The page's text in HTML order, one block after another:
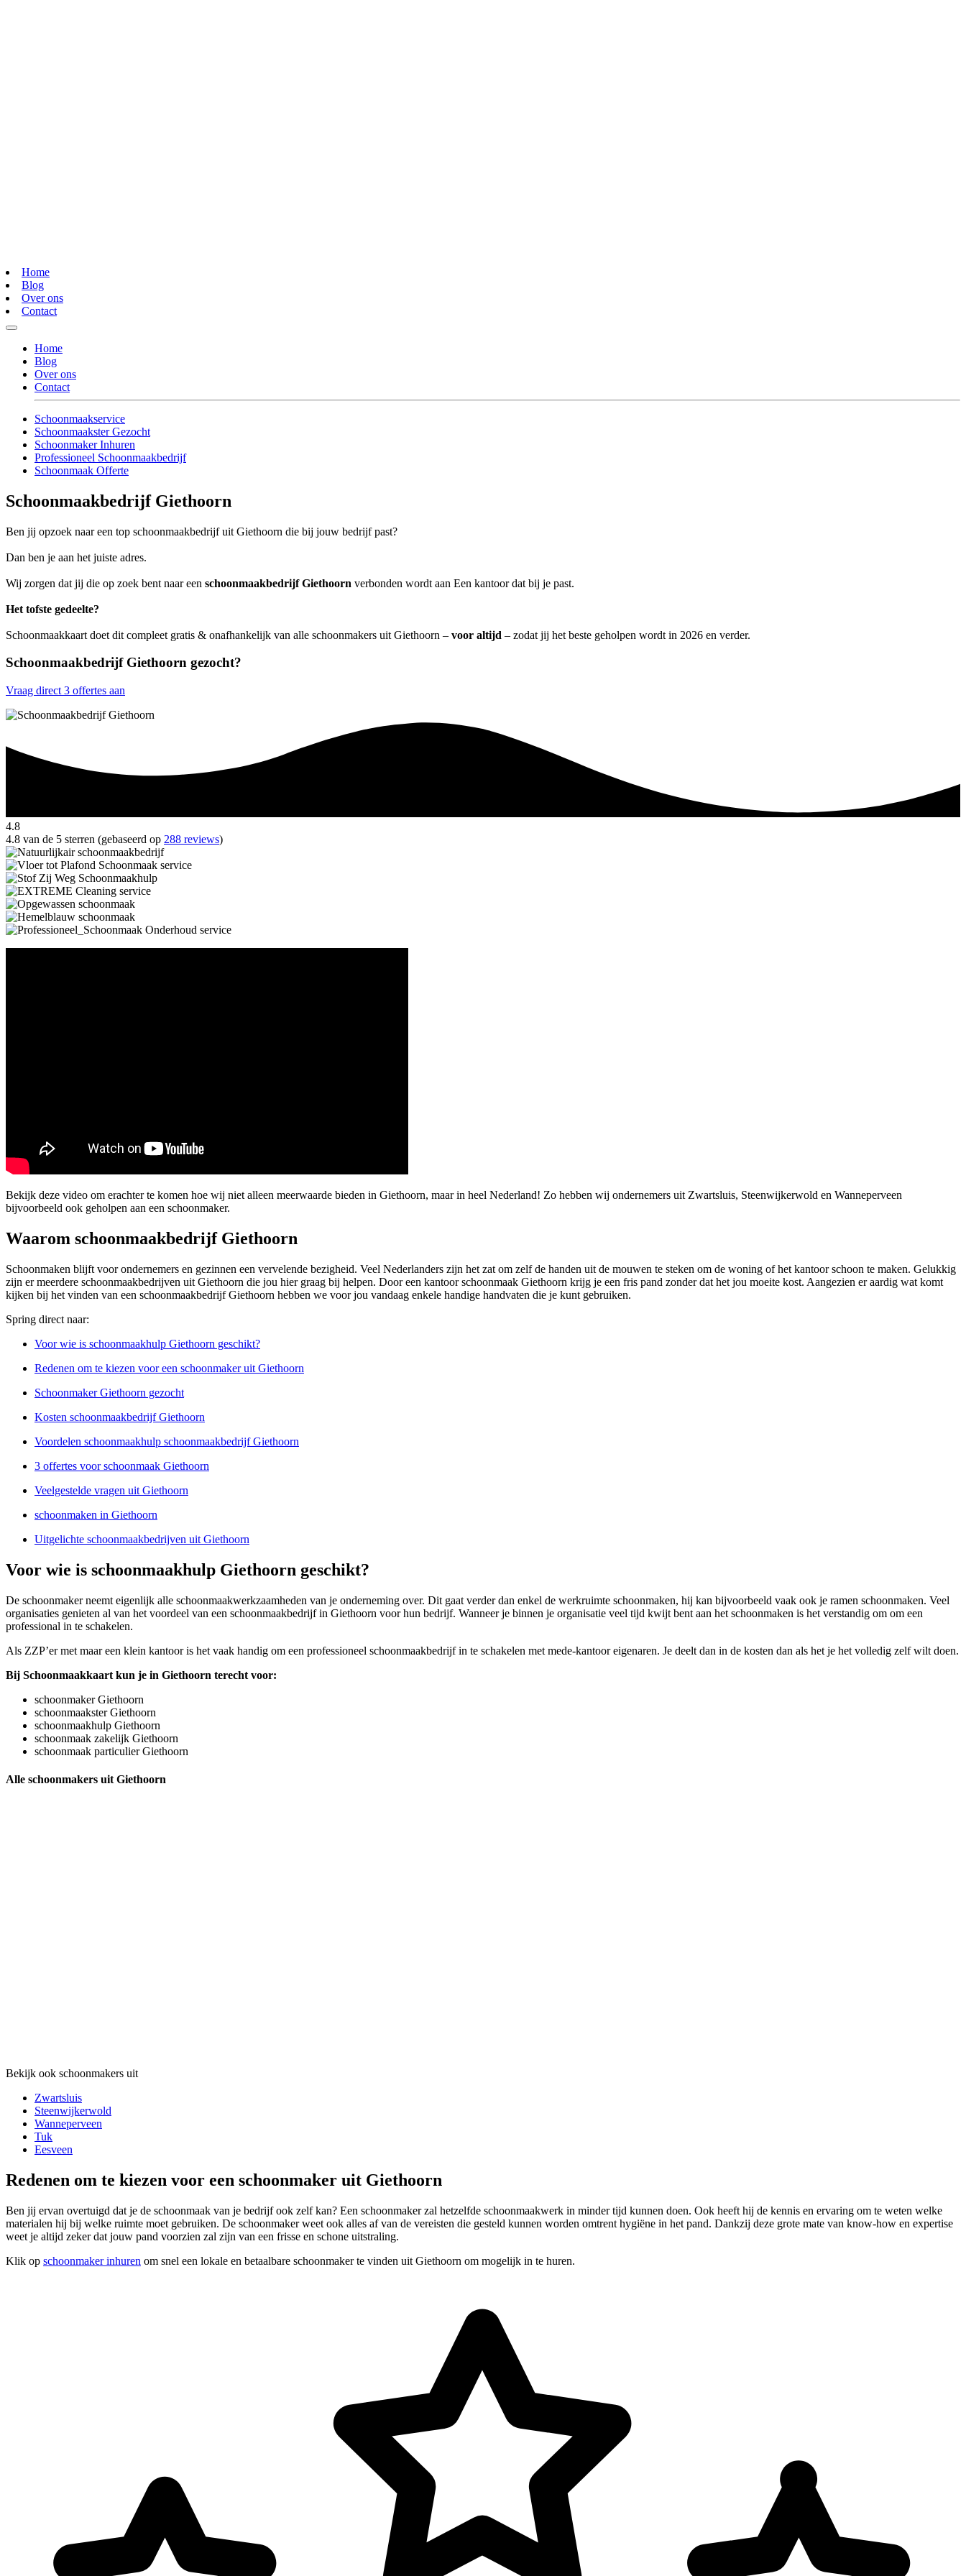
Home
Blog
Over ons
Contact
Home
Blog
Over ons
Contact
Schoonmaakservice
Schoonmaakster Gezocht
Schoonmaker Inhuren
Professioneel Schoonmaakbedrijf
Schoonmaak Offerte
Schoonmaakbedrijf Giethoorn
Ben jij opzoek naar een top schoonmaakbedrijf uit Giethoorn die bij jouw bedrijf past?
Dan ben je aan het juiste adres.
Wij zorgen dat jij die op zoek bent naar een schoonmaakbedrijf Giethoorn verbonden wordt aan Een kantoor dat bij je past.
Het tofste gedeelte?
Schoonmaakkaart doet dit compleet gratis & onafhankelijk van alle schoonmakers uit Giethoorn – voor altijd – zodat jij het beste geholpen wordt in 2026 en verder.
Schoonmaakbedrijf Giethoorn gezocht?
Vraag direct 3 offertes aan
4.8
4.8 van de 5 sterren (gebaseerd op 288 reviews)
Bekijk deze video om erachter te komen hoe wij niet alleen meerwaarde bieden in Giethoorn, maar in heel Nederland! Zo hebben wij ondernemers uit Zwartsluis, Steenwijkerwold en Wanneperveen
bijvoorbeeld ook geholpen aan een schoonmaker.
Waarom schoonmaakbedrijf Giethoorn
Schoonmaken blijft voor ondernemers en gezinnen een vervelende bezigheid. Veel Nederlanders zijn het zat om zelf de handen uit de mouwen te steken om de woning of het kantoor schoon te maken. Gelukkig
zijn er meerdere schoonmaakbedrijven uit Giethoorn die jou hier graag bij helpen. Door een kantoor schoonmaak Giethoorn krijg je een fris pand zonder dat het jou moeite kost. Aangezien er aardig wat komt
kijken bij het vinden van een schoonmaakbedrijf Giethoorn hebben we voor jou vandaag enkele handige handvaten die je kunt gebruiken.
Spring direct naar:
Voor wie is schoonmaakhulp Giethoorn geschikt?
Redenen om te kiezen voor een schoonmaker uit Giethoorn
Schoonmaker Giethoorn gezocht
Kosten schoonmaakbedrijf Giethoorn
Voordelen schoonmaakhulp schoonmaakbedrijf Giethoorn
3 offertes voor schoonmaak Giethoorn
Veelgestelde vragen uit Giethoorn
schoonmaken in Giethoorn
Uitgelichte schoonmaakbedrijven uit Giethoorn
Voor wie is schoonmaakhulp Giethoorn geschikt?
De schoonmaker neemt eigenlijk alle schoonmaakwerkzaamheden van je onderneming over. Dit gaat verder dan enkel de werkruimte schoonmaken, hij kan bijvoorbeeld vaak ook je ramen schoonmaken. Veel
organisaties genieten al van het voordeel van een schoonmaakbedrijf in Giethoorn voor hun bedrijf. Wanneer je binnen je organisatie veel tijd kwijt bent aan het schoonmaken is het verstandig om om een
professional in te schakelen.
Als ZZP’er met maar een klein kantoor is het vaak handig om een professioneel schoonmaakbedrijf in te schakelen met mede-kantoor eigenaren. Je deelt dan in de kosten dan als het je het volledig zelf wilt doen.
Bij Schoonmaakkaart kun je in Giethoorn terecht voor:
schoonmaker Giethoorn
schoonmaakster Giethoorn
schoonmaakhulp Giethoorn
schoonmaak zakelijk Giethoorn
schoonmaak particulier Giethoorn
Alle schoonmakers uit Giethoorn
Bekijk ook schoonmakers uit
Zwartsluis
Steenwijkerwold
Wanneperveen
Tuk
Eesveen
Redenen om te kiezen voor een schoonmaker uit Giethoorn
Ben jij ervan overtuigd dat je de schoonmaak van je bedrijf ook zelf kan? Een schoonmaker zal hetzelfde schoonmaakwerk in minder tijd kunnen doen. Ook heeft hij de kennis en ervaring om te weten welke
materialen hij bij welke ruimte moet gebruiken. De schoonmaker weet ook alles af van de vereisten die gesteld kunnen worden omtrent hygiëne in het pand. Dankzij deze grote mate van know-how en expertise
weet je altijd zeker dat jouw pand voorzien zal zijn van een frisse en schone uitstraling.
Klik op schoonmaker inhuren om snel een lokale en betaalbare schoonmaker te vinden uit Giethoorn om mogelijk in te huren.